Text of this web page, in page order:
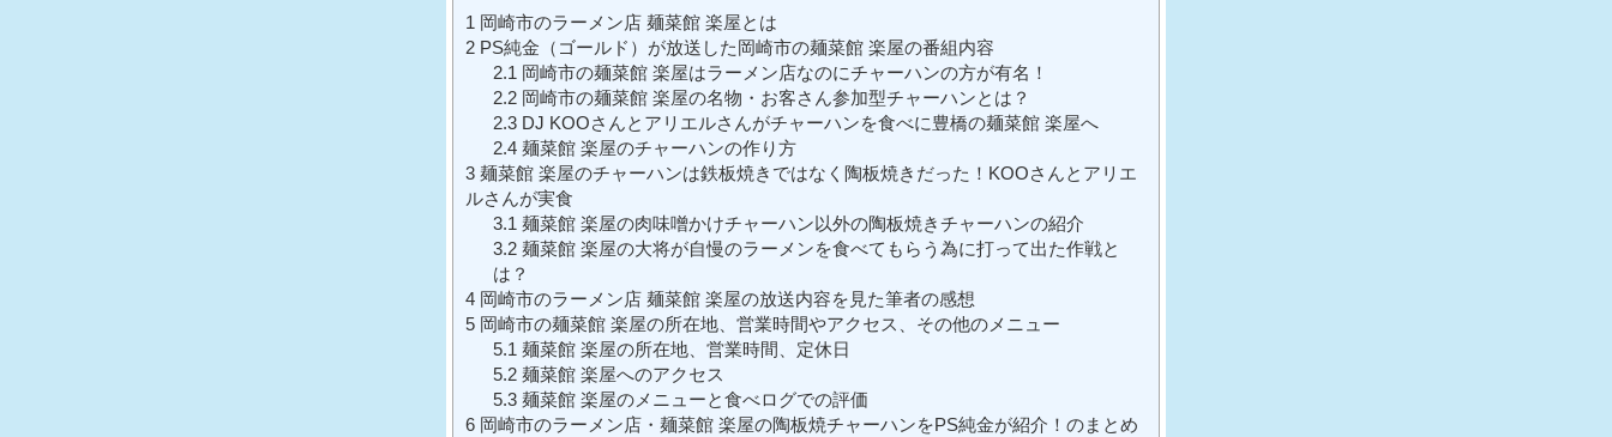
1 岡崎市のラーメン店 麺菜館 楽屋とは
2 PS純金（ゴールド）が放送した岡崎市の麺菜館 楽屋の番組内容
2.1 岡崎市の麺菜館 楽屋はラーメン店なのにチャーハンの方が有名！
2.2岡崎市の麺菜館 楽屋の名物・お客さん参加型チャーハンとは？
2.3DJ KOOさんとアリエルさんがチャーハンを食べに豊橋の麺菜館 楽屋へ
2.4麺菜館 楽屋のチャーハンの作り方
3 麺菜館 楽屋のチャーハンは鉄板焼きではなく陶板焼きだった！KOOさんとアリエ
ルさんが実食
3.1 麺菜館 楽屋の肉味噌かけチャーハン以外の陶板焼きチャーハンの紹介
3.2麺菜館 楽屋の大将が自慢のラーメンを食べてもらう為に打って出た作戦と
は？
4 岡崎市のラーメン店 麺菜館 楽屋の放送内容を見た筆者の感想
5 岡崎市の麺菜館 楽屋の所在地、営業時間やアクセス、その他のメニュー
5.1 麺菜館 楽屋の所在地、営業時間、定休日
5.2麺菜館 楽屋へのアクセス
5.3麺菜館 楽屋のメニューと食べログでの評価
6 岡崎市のラーメン店・麺菜館 楽屋の陶板焼チャーハンをPS純金が紹介！のまとめ